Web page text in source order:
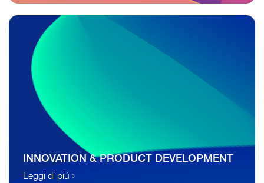
INNOVATION & PRODUCT DEVELOPMENT
Leggi di piú